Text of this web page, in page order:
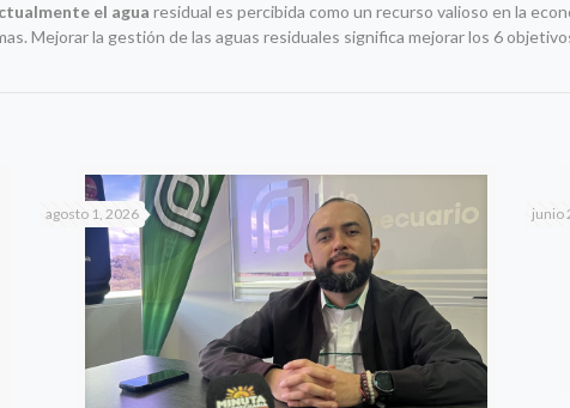
el agua residual es percibida como un recurso valioso en la
Mejorar la gestión de las aguas residuales significa mejorar los 6
agosto 1, 2026 junio